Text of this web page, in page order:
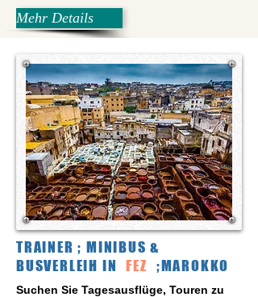
Mehr Details
TRAINER ; MINIBUS &
BUSVERLEIH IN
FEZ ;MAROKKO
Suchen Sie Tagesausflüge, Touren zu